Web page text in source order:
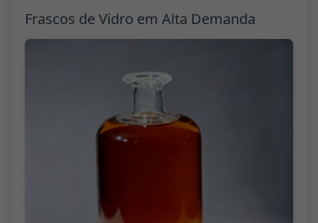
Frascos de Vidro em Alta Demanda